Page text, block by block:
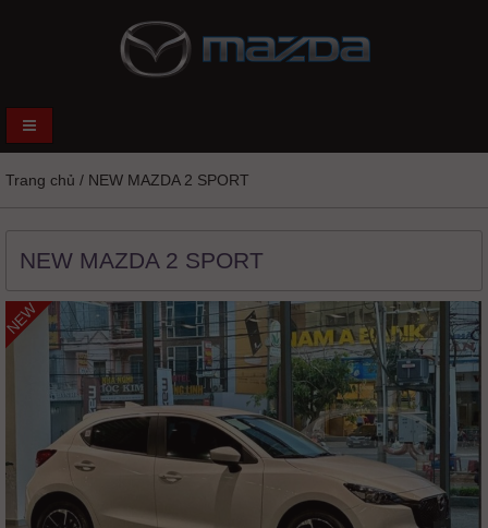
Trang chủ / NEW MAZDA 2 SPORT
NEW MAZDA 2 SPORT
NEW